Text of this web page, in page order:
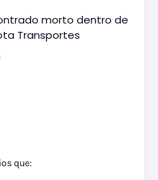
morto dentro de
Transportes
que: